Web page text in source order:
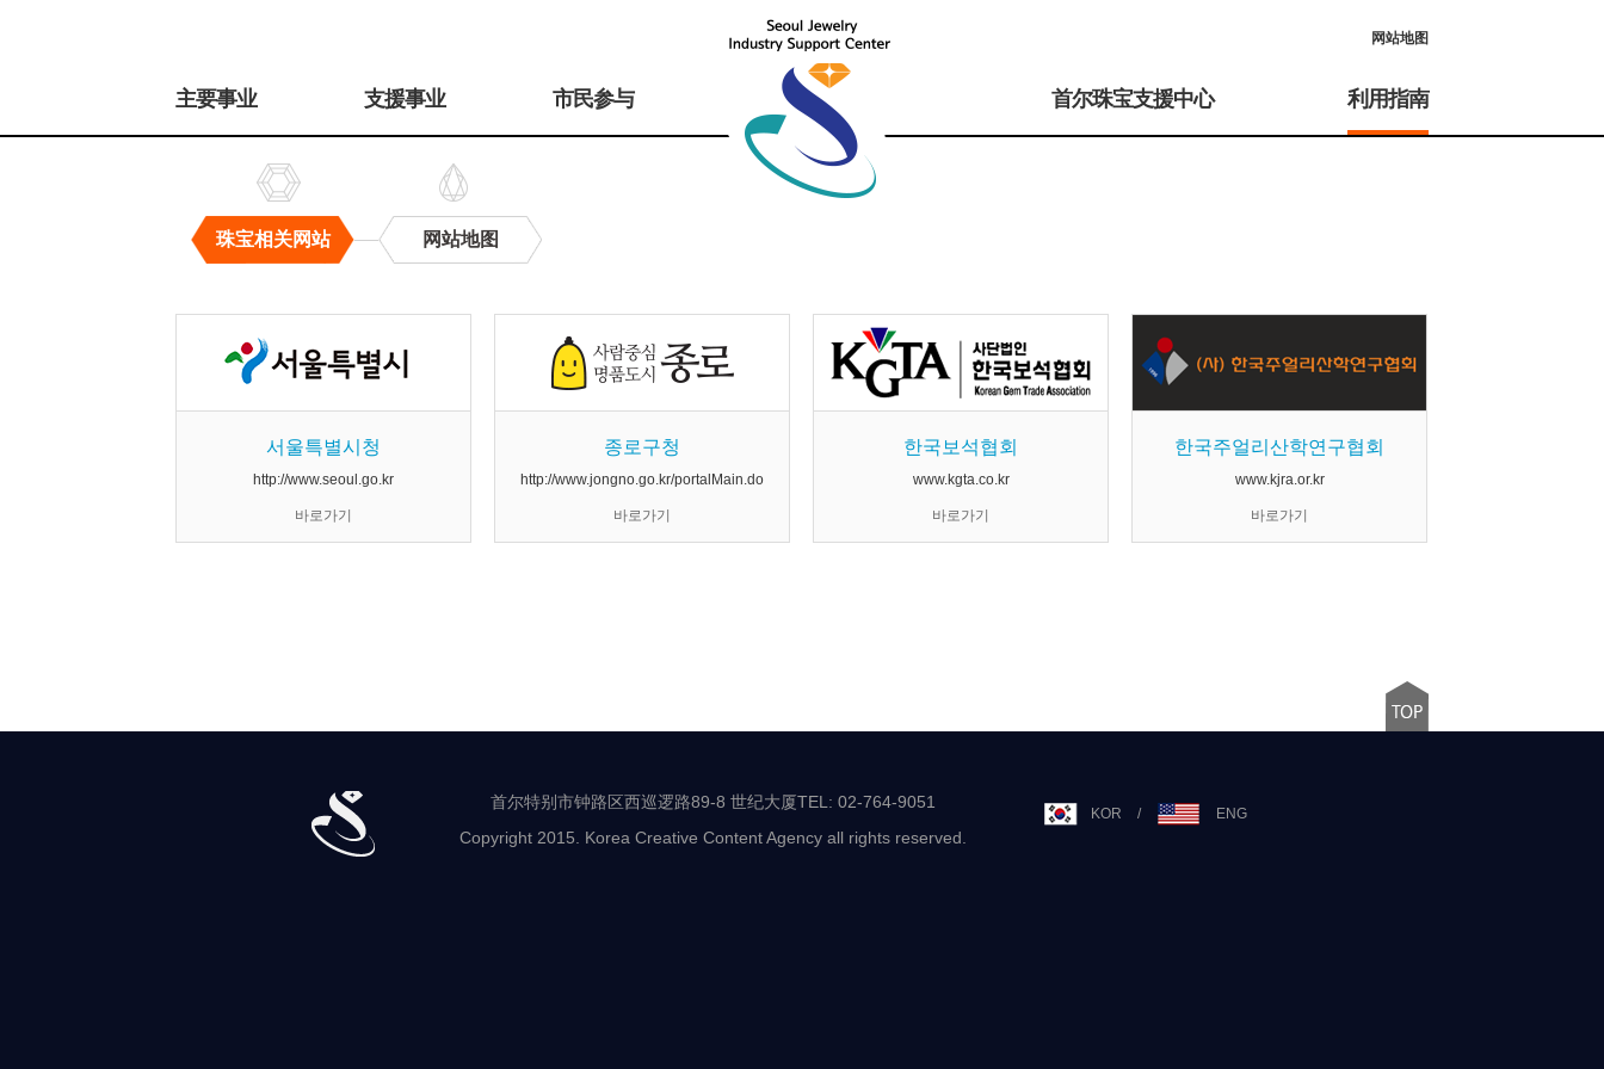
网站地图
메
主要事业 支援事业 市民参与 首尔珠宝支援中心 利用指南
珠宝相关网站 网站地图
서울특별시청
http://www.seoul.go.kr
바로가기
종로구청
http://www.jongno.go.kr/portalMain.do
바로가기
한국보석협회
www.kgta.co.kr
바로가기
한국주얼리산학연구협회
www.kjra.or.kr
바로가기
首尔特别市钟路区西巡逻路89-8 世纪大厦TEL: 02-764-9051
Copyright 2015. Korea Creative Content Agency all rights reserved.
KOR / ENG